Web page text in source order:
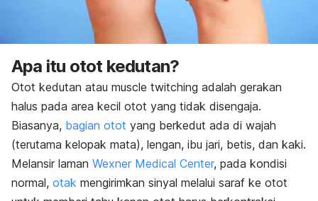
Apa itu otot kedutan?
Otot kedutan atau muscle twitching adalah gerakan
halus pada area kecil otot yang tidak disengaja.
Biasanya, bagian otot yang berkedut ada di wajah
(terutama kelopak mata), lengan, ibu jari, betis, dan kaki.
Melansir laman Wexner Medical Center, pada kondisi
normal, otak mengirimkan sinyal melalui saraf ke otot